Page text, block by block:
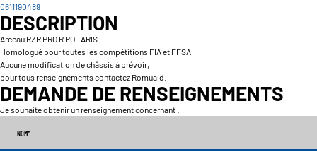
0611190489
DESCRIPTION
Arceau RZR PRO R POLARIS
Homologué pour toutes les compétitions FIA et FFSA
Aucune modification de châssis à prévoir,
pour tous renseignements contactez Romuald.
DEMANDE DE RENSEIGNEMENTS
Je souhaite obtenir un renseignement concernant :
NOM*